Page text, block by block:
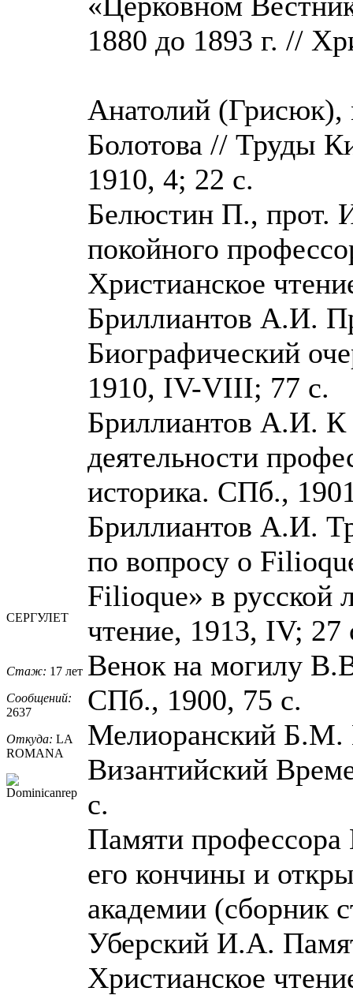
СЕРГУЛЕТ
Стаж: 17 лет
Сообщений:
2637
Откуда: LA
ROMANA
1880 до 1893 г. //
Анатолий
Болотова // Труды
1910, 4; 22 с.
Белюстин П., прот.
покойного
Христианское
Бриллиантов А.И.
Биографический
1910, IV-VIII; 77 с.
Бриллиантов А.И. К
деятельности
историка. СПб.,
Бриллиантов А.И.
по вопросу о
Filioque» в русской
чтение, 1913, IV; 27
Венок на могилу
СПб., 1900, 75 с.
Мелиоранский Б.М.
Византийский
с.
Памяти профессора
его кончины и
академии (сборник
Уберский И.А.
Христианское